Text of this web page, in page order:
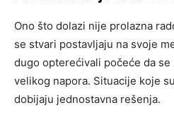
Ono što dolazi nije prolazna
se stvari postavljaju na svoje
dugo opterećivali počeće da
velikog napora. Situacije koje
dobijaju jednostavna rešenja.